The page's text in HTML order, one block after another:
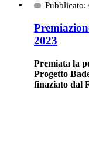
Pubblicato:
2023
Premiata la
Progetto
finaziato dal